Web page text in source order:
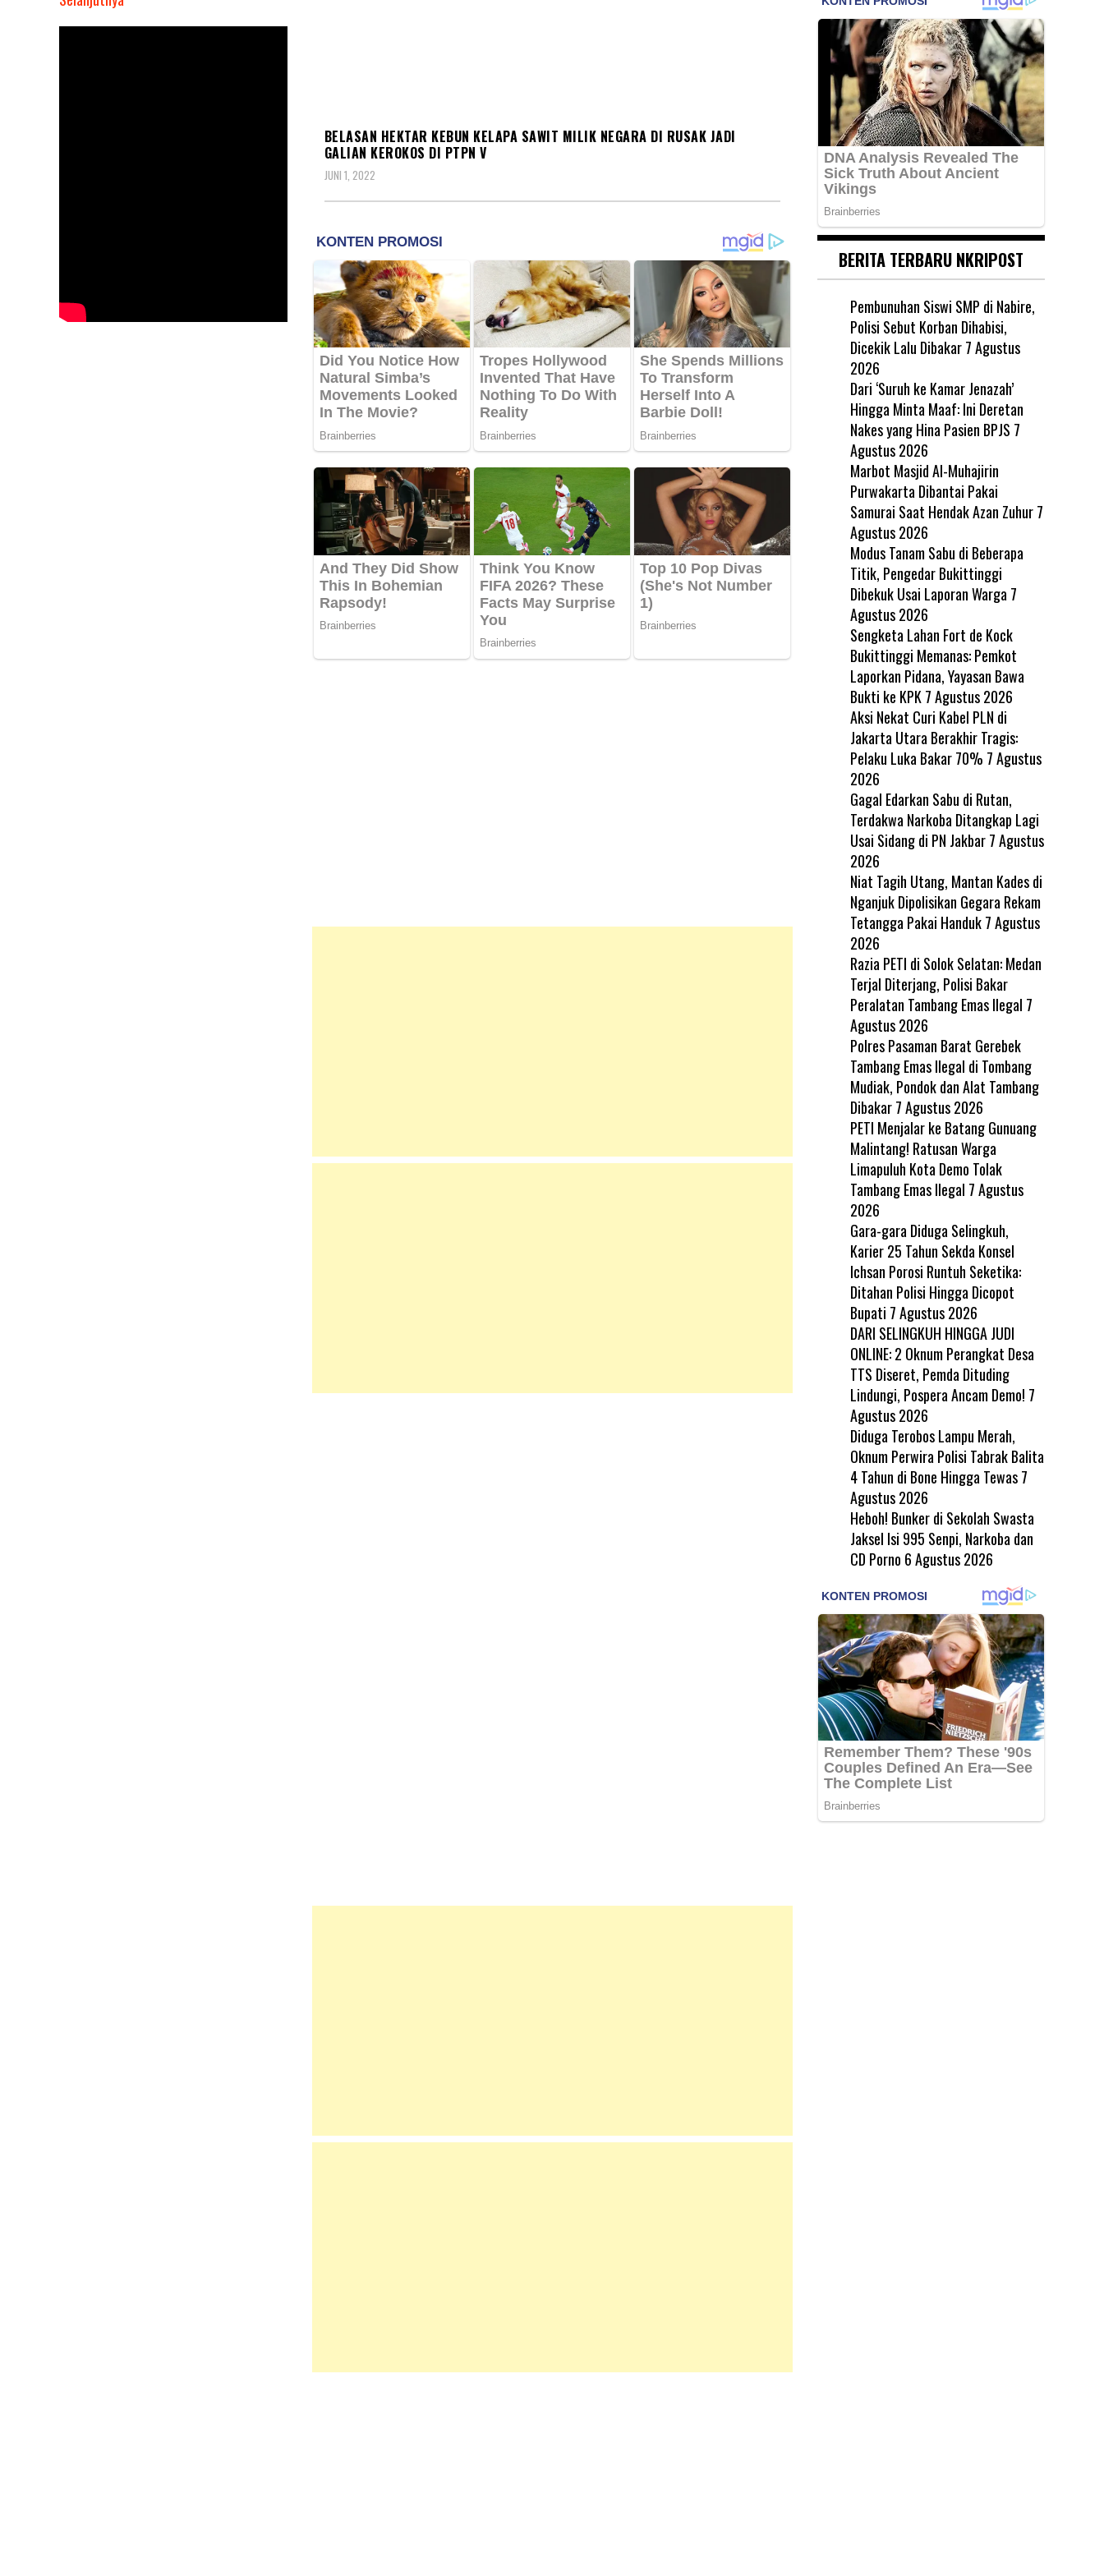
BELASAN HEKTAR KEBUN KELAPA SAWIT MILIK NEGARA DI RUSAK JADI
GALIAN KEROKOS DI PTPN V
JUNI 1, 2022
BERITA TERBARU NKRIPOST
Pembunuhan Siswi SMP di Nabire,
Polisi Sebut Korban Dihabisi,
Dicekik Lalu Dibakar 7 Agustus
2026
Dari ‘Suruh ke Kamar Jenazah’
Hingga Minta Maaf: Ini Deretan
Nakes yang Hina Pasien BPJS 7
Agustus 2026
Marbot Masjid Al-Muhajirin
Purwakarta Dibantai Pakai
Samurai Saat Hendak Azan Zuhur 7
Agustus 2026
Modus Tanam Sabu di Beberapa
Titik, Pengedar Bukittinggi
Dibekuk Usai Laporan Warga 7
Agustus 2026
Sengketa Lahan Fort de Kock
Bukittinggi Memanas: Pemkot
Laporkan Pidana, Yayasan Bawa
Bukti ke KPK 7 Agustus 2026
Aksi Nekat Curi Kabel PLN di
Jakarta Utara Berakhir Tragis:
Pelaku Luka Bakar 70% 7 Agustus
2026
Gagal Edarkan Sabu di Rutan,
Terdakwa Narkoba Ditangkap Lagi
Usai Sidang di PN Jakbar 7 Agustus
2026
Niat Tagih Utang, Mantan Kades di
Nganjuk Dipolisikan Gegara Rekam
Tetangga Pakai Handuk 7 Agustus
2026
Razia PETI di Solok Selatan: Medan
Terjal Diterjang, Polisi Bakar
Peralatan Tambang Emas Ilegal 7
Agustus 2026
Polres Pasaman Barat Gerebek
Tambang Emas Ilegal di Tombang
Mudiak, Pondok dan Alat Tambang
Dibakar 7 Agustus 2026
PETI Menjalar ke Batang Gunuang
Malintang! Ratusan Warga
Limapuluh Kota Demo Tolak
Tambang Emas Ilegal 7 Agustus
2026
Gara-gara Diduga Selingkuh,
Karier 25 Tahun Sekda Konsel
Ichsan Porosi Runtuh Seketika:
Ditahan Polisi Hingga Dicopot
Bupati 7 Agustus 2026
DARI SELINGKUH HINGGA JUDI
ONLINE: 2 Oknum Perangkat Desa
TTS Diseret, Pemda Dituding
Lindungi, Pospera Ancam Demo! 7
Agustus 2026
Diduga Terobos Lampu Merah,
Oknum Perwira Polisi Tabrak Balita
4 Tahun di Bone Hingga Tewas 7
Agustus 2026
Heboh! Bunker di Sekolah Swasta
Jaksel Isi 995 Senpi, Narkoba dan
CD Porno 6 Agustus 2026